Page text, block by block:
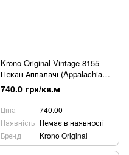
Krono Original Vintage 8155
Пекан Аппалачі (Appalachian
Hickory), ламінат
740.0 грн/кв.м
Ціна
740.00
Наявність Немає в наявності
Бренд
Krono Original